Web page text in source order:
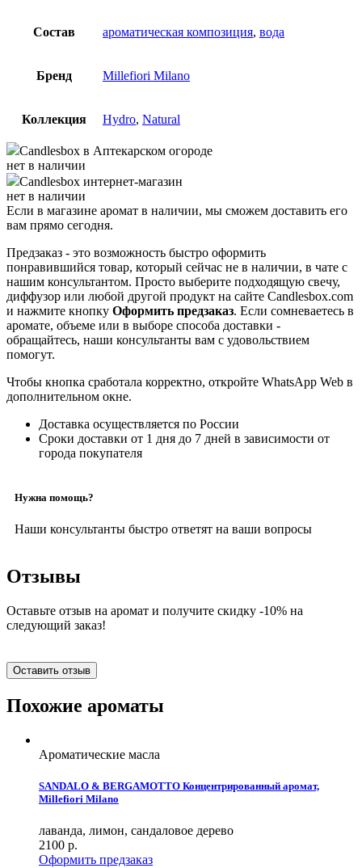
Состав ароматическая композиция, вода
Бренд Millefiori Milano
Коллекция Hydro, Natural
Candlesbox в Аптекарском огороде
нет в наличии
Candlesbox интернет-магазин
нет в наличии
Если в магазине аромат в наличии, мы сможем доставить его
вам прямо сегодня.
Предзаказ - это возможность быстро оформить
понравившийся товар, который сейчас не в наличии, в чате с
нашим консультантом. Просто выберите подходящую свечу,
диффузор или любой другой продукт на сайте Candlesbox.com
и нажмите кнопку Оформить предзаказ. Если сомневаетесь в
аромате, объеме или в выборе способа доставки -
обращайтесь, наши консультанты вам с удовольствием
помогут.
Чтобы кнопка сработала корректно, откройте WhatsApp Web в
дополнительном окне.
Доставка осуществляется по России
Сроки доставки от 1 дня до 7 дней в зависимости от
города покупателя
Нужна помощь?
Наши консультанты быстро ответят на ваши вопросы
Отзывы
Оставьте отзыв на аромат и получите скидку -10% на
следующий заказ!
Оставить отзыв
Похожие ароматы
Ароматические масла
SANDALO & BERGAMOTTO Концентрированный аромат,
Millefiori Milano
лаванда, лимон, сандаловое дерево
2100 р.
Оформить предзаказ